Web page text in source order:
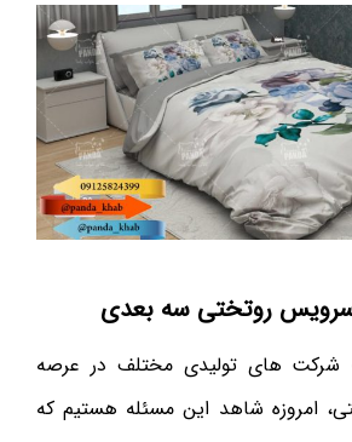
سرویس روتختی سه بعدی
شرکت های تولیدی مختلف در عرصه
امروزه شاهد این مسئله هستیم که